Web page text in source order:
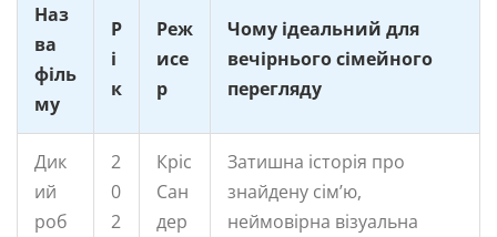
Наз
ва
філь
му
Р
і
к
Реж
исе
р
Чому ідеальний для
вечірнього сімейного
перегляду
Дик
ий
роб
2
0
2
Кріс
Сан
дер
Затишна історія про
знайдену сім’ю,
неймовірна візуальна